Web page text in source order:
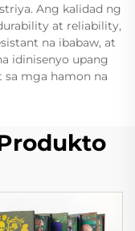
Ang kalidad ng
at reliability,
na ibabaw, at
idinisenyo upang
sa mga hamon na